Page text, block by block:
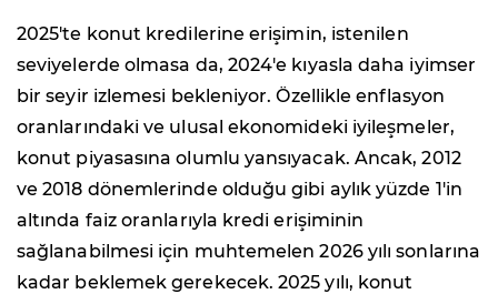
2025'te konut kredilerine erişimin, istenilen
seviyelerde olmasa da, 2024'e kıyasla daha iyimser
bir seyir izlemesi bekleniyor. Özellikle enflasyon
oranlarındaki ve ulusal ekonomideki iyileşmeler,
konut piyasasına olumlu yansıyacak. Ancak, 2012
ve 2018 dönemlerinde olduğu gibi aylık yüzde 1'in
altında faiz oranlarıyla kredi erişiminin
sağlanabilmesi için muhtemelen 2026 yılı sonlarına
kadar beklemek gerekecek. 2025 yılı, konut